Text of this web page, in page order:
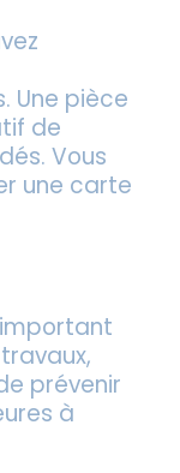
Une pièce
de
Vous
une carte
prévenir
à